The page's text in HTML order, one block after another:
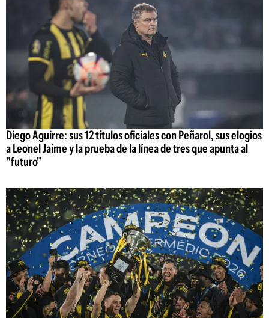
Diego Aguirre: sus 12 títulos oficiales con Peñarol, sus elogios
a Leonel Jaime y la prueba de la línea de tres que apunta al
"futuro"